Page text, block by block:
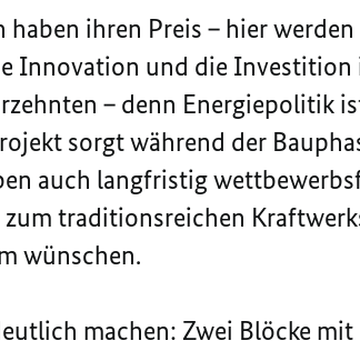
ihren Preis – hier
Innovation und die
– denn Energiepolitik
sorgt während der
auch langfristig
zum traditionsreichen
wünschen.
machen: Zwei Blöcke